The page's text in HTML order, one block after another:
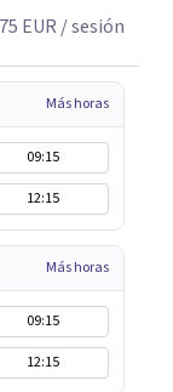
75 EUR / sesión
Más horas
09:15
12:15
Más horas
09:15
12:15